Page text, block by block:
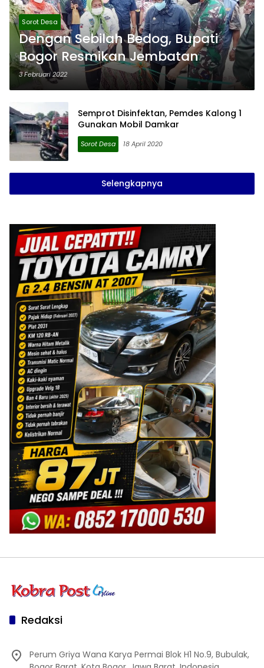
Sorot Desa
Dengan Sebilah Bedog, Bupati
Bogor Resmikan Jembatan
3 Februari 2022
Semprot Disinfektan, Pemdes Kalong 1
Gunakan Mobil Damkar
Sorot Desa 18 April 2020
Selengkapnya
Redaksi
Perum Griya Wana Karya Permai Blok H1 No.9, Bubulak,